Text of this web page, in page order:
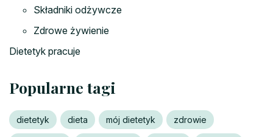
Składniki odżywcze
Zdrowe żywienie
Dietetyk pracuje
Popularne tagi
dietetyk dieta mój dietetyk zdrowie